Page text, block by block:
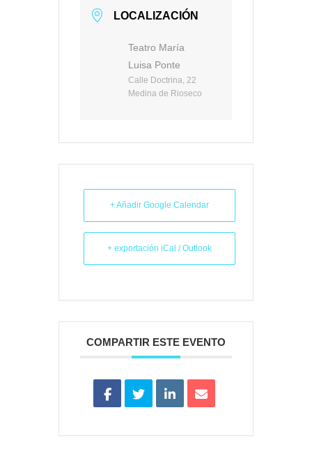
LOCALIZACIÓN
Teatro María
Luisa Ponte
Calle Doctrina, 22
Medina de Rioseco
+ Añadir Google Calendar
+ exportación iCal / Outlook
COMPARTIR ESTE EVENTO